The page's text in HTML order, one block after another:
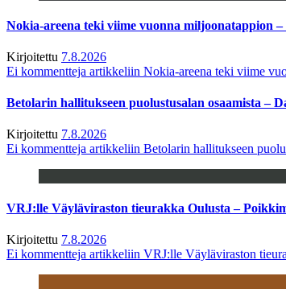
Nokia-areena teki viime vuonna miljoonatappion
Kirjoitettu 7.8.2026
Ei kommentteja artikkeliin Nokia-areena teki viime
Betolarin hallitukseen puolustusalan osaamista –
Kirjoitettu 7.8.2026
Ei kommentteja artikkeliin Betolarin hallitukseen
VRJ:lle Väyläviraston tieurakka Oulusta –
Kirjoitettu 7.8.2026
Ei kommentteja artikkeliin VRJ:lle Väyläviraston